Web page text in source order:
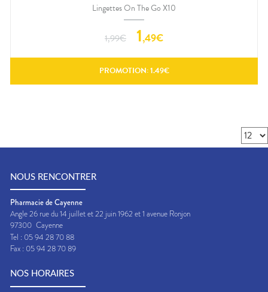
Lingettes On The Go X10
1,99€ 1,49€
PROMOTION:1.49€
NOUS RENCONTRER
Pharmacie de Cayenne
Angle 26 rue du 14 juillet et 22 juin 1962 et 1 avenue Ronjon
97300 Cayenne
Tel : 05 94 28 70 88
Fax : 05 94 28 70 89
NOS HORAIRES